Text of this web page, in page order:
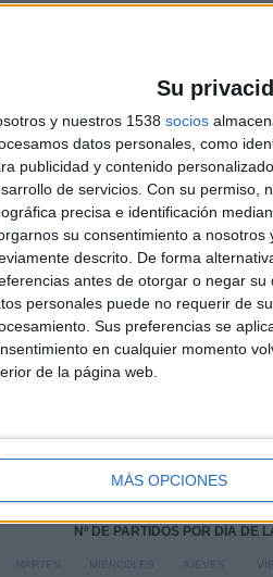
Su
y nuestros 1538 socios
datos personales, como
publicidad y contenido
de servicios. Con su permiso,
precisa e identificación
su consentimiento a
descrito. De forma
antes de otorgar o negar su
personales puede no requerir de
Sus preferencias se
en cualquier momento
de la página web.
MÁS OPCIONES
RANKING
Bundesliga
Nº DE PARTIDOS POR DÍA DE
MARTES MIÉRCOLES JUEVES